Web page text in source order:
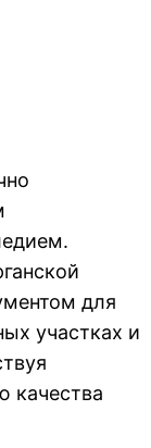
для
участках и
качества